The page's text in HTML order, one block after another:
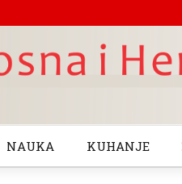
NAUKA KUHANJE